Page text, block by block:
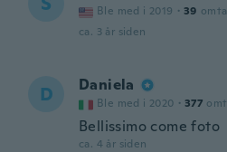
Ble med i 2019 · 39
ca. 3 år siden
D Daniela
Ble med i 2020 · 377
Bellissimo come foto
ca. 4 år siden